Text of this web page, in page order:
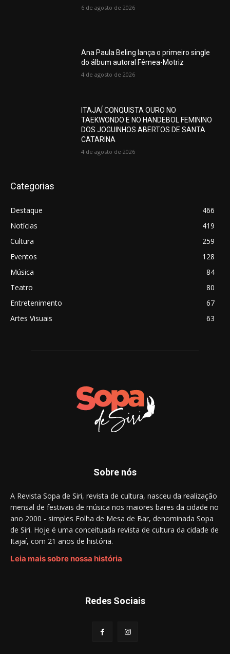
6 de agosto de 2026
Ana Paula Beling lança o primeiro single
do álbum autoral Fêmea-Motriz
4 de agosto de 2026
ITAJAÍ CONQUISTA OURO NO
TAEKWONDO E NO HANDEBOL FEMININO
DOS JOGUINHOS ABERTOS DE SANTA
CATARINA
4 de agosto de 2026
Categorias
Destaque
466
Notícias
419
Cultura
259
Eventos
128
Música
84
Teatro
80
Entretenimento
67
Artes Visuais
63
Sobre nós
A Revista Sopa de Siri, revista de cultura, nasceu da realização
mensal de festivais de música nos maiores bares da cidade no
ano 2000 - simples Folha de Mesa de Bar, denominada Sopa
de Siri. Hoje é uma conceituada revista de cultura da cidade de
Itajaí, com 21 anos de história.
Leia mais sobre nossa história
Redes Sociais